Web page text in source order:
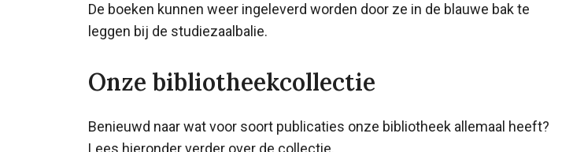
De boeken kunnen weer ingeleverd worden door ze in de blauwe bak te
leggen bij de studiezaalbalie.
Onze bibliotheekcollectie
Benieuwd naar wat voor soort publicaties onze bibliotheek allemaal heeft?
Lees hieronder verder over de collectie.